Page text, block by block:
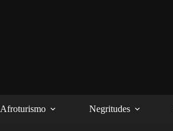
Afroturismo Negritudes